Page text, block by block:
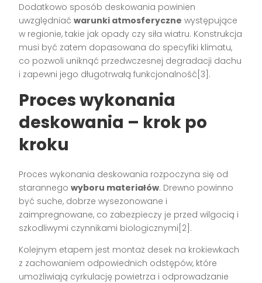
Dodatkowo sposób deskowania powinien
uwzględniaćwarunki atmosferyczne występujące
w regionie, takie jak opady czy siła wiatru. Konstrukcja
musi być zatem dopasowana do specyfiki klimatu,
co pozwoli uniknąć przedwczesnej degradacji dachu
i zapewni jego długotrwałą funkcjonalność[3].
Proces wykonania
deskowania – krok po
kroku
Proces wykonania deskowania rozpoczyna się od
starannegowyboru materiałów. Drewno powinno
być suche, dobrze wysezonowane i
zaimpregnowane, co zabezpieczy je przed wilgocią i
szkodliwymi czynnikami biologicznymi[2].
Kolejnym etapem jest montaż desek na krokiewkach
z zachowaniem odpowiednich odstępów, które
umożliwiają cyrkulację powietrza i odprowadzanie